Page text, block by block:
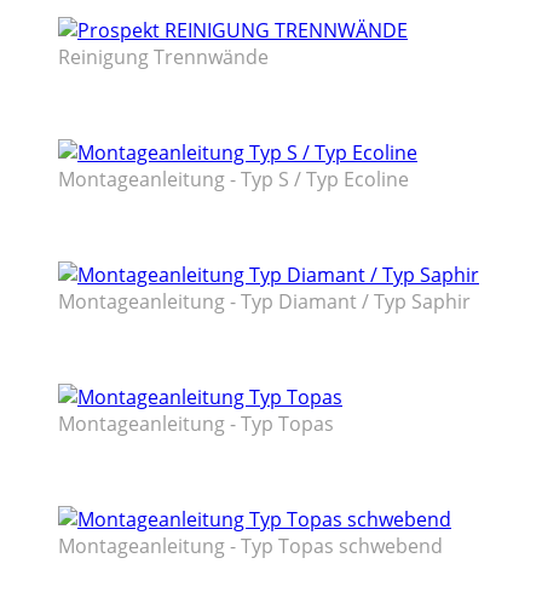
Reinigung Trennwände
Montageanleitung - Typ S / Typ Ecoline
Montageanleitung - Typ Diamant / Typ Saphir
Montageanleitung - Typ Topas
Montageanleitung - Typ Topas schwebend